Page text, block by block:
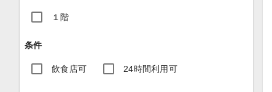
１階
条件
飲食店可 24時間利用可